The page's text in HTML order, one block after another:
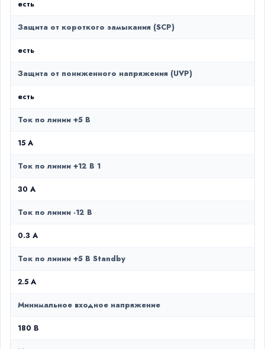
есть
Защита от короткого замыкания (SCP)
есть
Защита от пониженного напряжения (UVP)
есть
Ток по линии +5 В
15 A
Ток по линии +12 В 1
30 A
Ток по линии -12 В
0.3 А
Ток по линии +5 В Standby
2.5 А
Минимальное входное напряжение
180 В